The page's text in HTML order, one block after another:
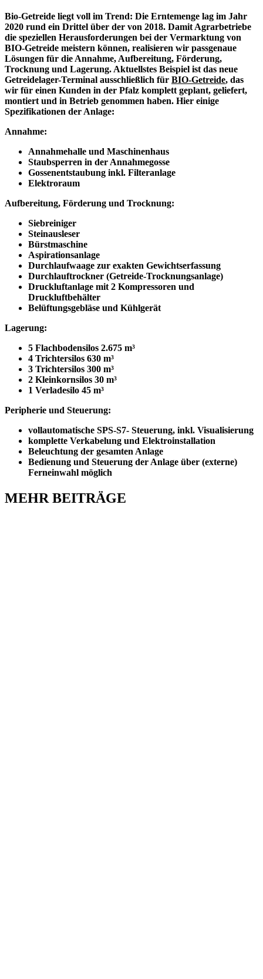
Bio-Getreide liegt voll im Trend: Die Erntemenge lag im Jahr
2020 rund ein Drittel über der von 2018. Damit Agrarbetriebe
die speziellen Herausforderungen bei der Vermarktung von
BIO-Getreide meistern können, realisieren wir passgenaue
Lösungen für die Annahme, Aufbereitung, Förderung,
Trocknung und Lagerung. Aktuellstes Beispiel ist das neue
Getreidelager-Terminal ausschließlich für BIO-Getreide, das
wir für einen Kunden in der Pfalz komplett geplant, geliefert,
montiert und in Betrieb genommen haben. Hier einige
Spezifikationen der Anlage:
Annahme:
Annahmehalle und Maschinenhaus
Staubsperren in der Annahmegosse
Gossenentstaubung inkl. Filteranlage
Elektroraum
Aufbereitung, Förderung und Trocknung:
Siebreiniger
Steinausleser
Bürstmaschine
Aspirationsanlage
Durchlaufwaage zur exakten Gewichtserfassung
Durchlauftrockner (Getreide-Trocknungsanlage)
Druckluftanlage mit 2 Kompressoren und
Druckluftbehälter
Belüftungsgebläse und Kühlgerät
Lagerung:
5 Flachbodensilos 2.675 m³
4 Trichtersilos 630 m³
3 Trichtersilos 300 m³
2 Kleinkornsilos 30 m³
1 Verladesilo 45 m³
Peripherie und Steuerung:
vollautomatische SPS-S7- Steuerung, inkl. Visualisierung
komplette Verkabelung und Elektroinstallation
Beleuchtung der gesamten Anlage
Bedienung und Steuerung der Anlage über (externe)
Ferneinwahl möglich
MEHR BEITRÄGE